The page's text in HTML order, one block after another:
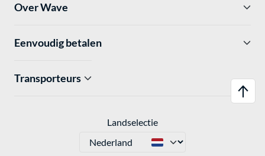
Over Wave
Eenvoudig betalen
Transporteurs
Landselectie